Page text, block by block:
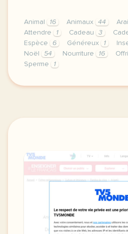
Animal 16 Animaux 44
Attendre
1 Cadeau 3
Espèce
6 Généreux 1
Noël
54 Nourriture 16
Sperme
1
exercice b2 noel les